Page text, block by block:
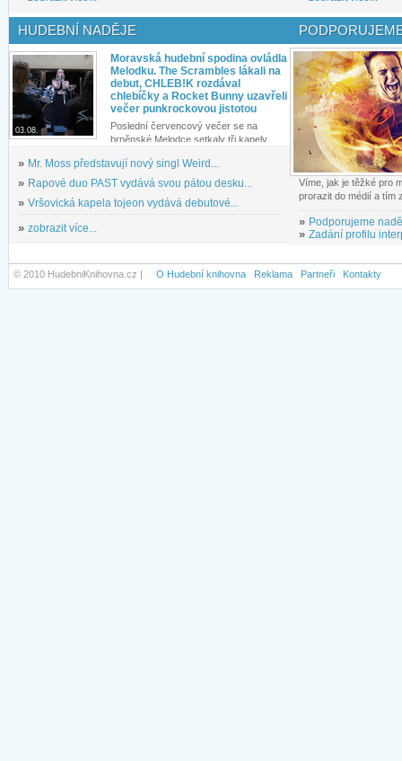
HUDEBNÍ NADĚJE
03.08.
Moravská hudební spodina ovládla
Melodku. The Scrambles lákali na
debut, CHLEB!K rozdával
chlebíčky a Rocket Bunny uzavřeli
večer punkrockovou jistotou
Poslední červencový večer se na
brněnské Melodce setkaly tři kapely...
» Mr. Moss představují nový singl Weird...
» Rapové duo PAST vydává svou pátou desku...
» Vršovická kapela tojeon vydává debutové...
» zobrazit více...
Víme, jak je těžké pro
prorazit do médií a tím
» Podporujeme
» Zadání profilu
© 2010 HudebniKnihovna.cz | O Hudební knihovna Reklama Partneři Kontakty